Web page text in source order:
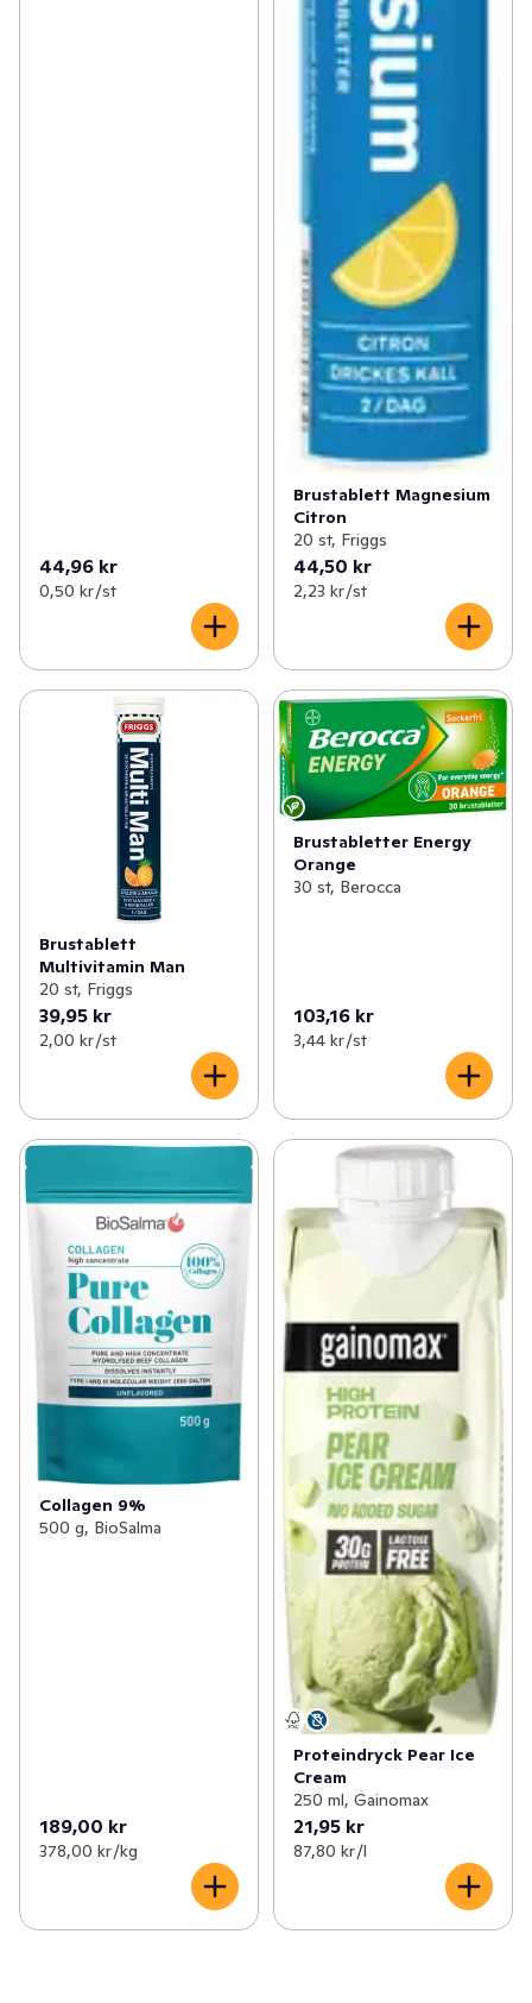
44,96 kr
0,50 kr /st
Brustablett Magnesium
Citron
20 st, Friggs
44,50 kr
2,23 kr /st
Brustablett
Multivitamin Man
20 st, Friggs
39,95 kr
2,00 kr /st
Brustabletter Energy
Orange
30 st, Berocca
103,16 kr
3,44 kr /st
Collagen 9%
500 g, BioSalma
189,00 kr
378,00 kr /kg
Proteindryck Pear Ice
Cream
250 ml, Gainomax
21,95 kr
87,80 kr /l